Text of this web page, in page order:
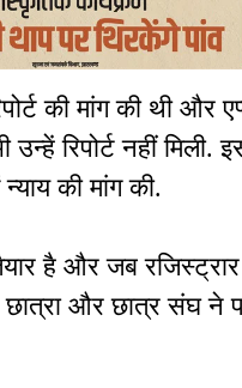
की मांग की थी और
रिपोर्ट नहीं
की मांग की.
है और जब
और छात्र संघ ने